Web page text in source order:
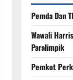
Pemda Dan
Wawali
Paralimpik
Pemkot